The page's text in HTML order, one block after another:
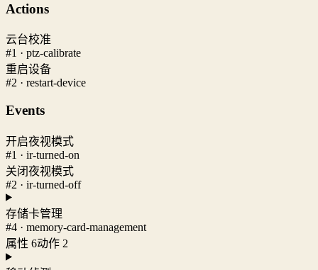
Actions
云台校准
#1 · ptz-calibrate
重启设备
#2 · restart-device
Events
开启夜视模式
#1 · ir-turned-on
关闭夜视模式
#2 · ir-turned-off
存储卡管理
#4 · memory-card-management
属性 6动作 2